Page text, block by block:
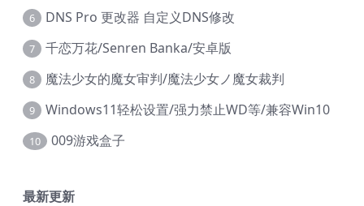
6 DNS Pro 更改器 自定义DNS修改
7 千恋万花/Senren Banka/安卓版
8 魔法少女的魔女审判/魔法少女ノ魔女裁判
9 Windows11轻松设置/强力禁止WD等/兼容Win10
10 009游戏盒子
最新更新